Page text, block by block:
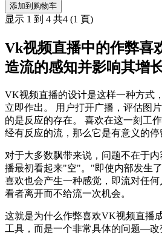
添加到购物车
显示 1 到 4 共4 (1 頁)
Vk视频直播中的作弊喜
造流的感知并影响其增
VK视频直播的设计是这样一种方式
立即作出。 用户打开广播，评估图
的是反应的存在。 喜欢在这一刻工
经有反应的流，那么它是有意义的停
对于大多数飘带来说，问题不在于
播最初看起来"空"。"即使内部发生
喜欢也会产生一种感觉，即流对任
看者离开而不给流一次机会。
这就是为什么作弊喜欢VK视频直播
工具，而是一个非常具体的问题—改